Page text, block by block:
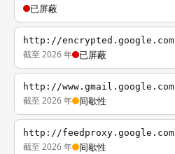
已屏蔽
http://encrypted.google.com
截至 2026 年 已屏蔽
http://www.gmail.google.com
截至 2026 年 间歇性
http://feedproxy.google.com
截至 2026 年 间歇性